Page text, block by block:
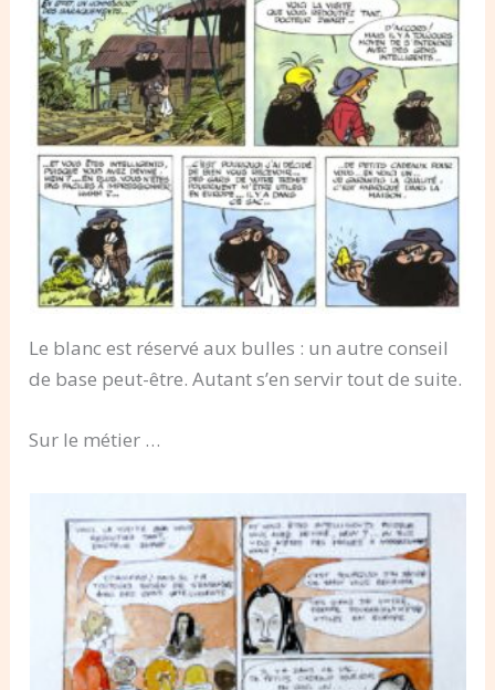
Le blanc est réservé aux bulles : un autre conseil
de base peut-être. Autant s’en servir tout de suite.
Sur le métier …